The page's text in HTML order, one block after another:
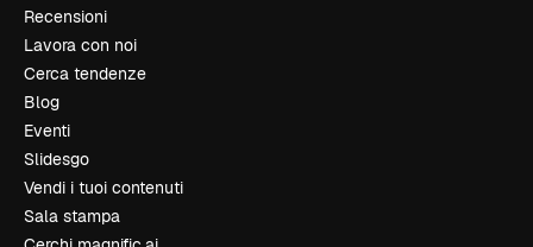
Recensioni
Lavora con noi
Cerca tendenze
Blog
Eventi
Slidesgo
Vendi i tuoi contenuti
Sala stampa